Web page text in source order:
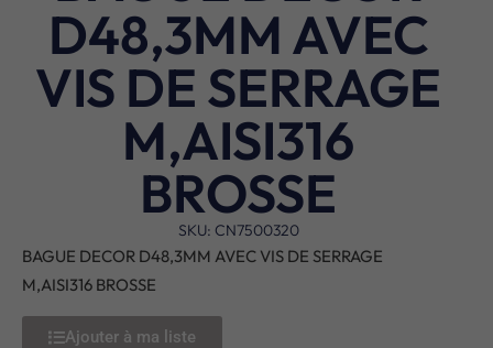
D48,3MM AVEC
VIS DE SERRAGE
M,AISI316
BROSSE
SKU: CN7500320
BAGUE DECOR D48,3MM AVEC VIS DE SERRAGE
M,AISI316 BROSSE
Ajouter à ma liste